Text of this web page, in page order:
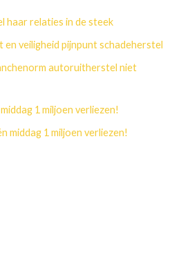
haar relaties in de steek
en veiligheid pijnpunt schadeherstel
autoruitherstel niet
1 miljoen verliezen!
middag 1 miljoen verliezen!